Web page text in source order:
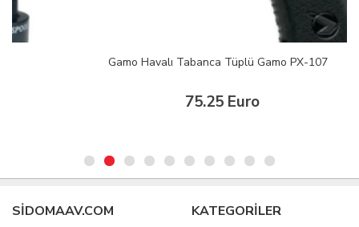
Gamo Havalı Tabanca Tüplü Gamo PX-107
75.25 Euro
SIDOMAAV.COM KATEGORİLER